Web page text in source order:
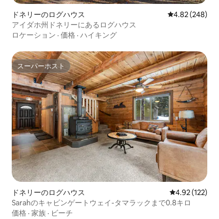
ドネリーのログハウス レビュー248
4.82 (248)
アイダホ州ドネリーにあるログハウス
ロケーション · 価格 · ハイキング
スーパーホスト
スーパーホスト
ドネリーのログハウス レビュー122
4.92 (122)
Sarahのキャビンゲートウェイ-タマラックまで0.8キロ
価格 · 家族 · ビーチ